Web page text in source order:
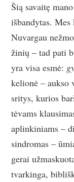
Šią savaitę
išbandytas.
Nuvargau
žinių – tad pati
yra visa esmė:
kelionė – aukso
sritys, kurios
tėvams
aplinkiniams –
sindromas –
gerai
tvarkinga,